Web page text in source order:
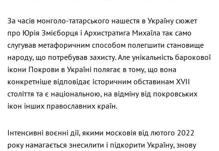
За часів монголо-татарського нашестя в Україну сюжет
про Юрія Змієборця і Архистратига Михаїла так само
слугував метафоричним способом полегшити становище
народу, що потребував захисту. Але унікальність барокової
ікони Покрови в Україні полягає в тому, що вона
конкретніше відповідає історичним обставинам XVII
століття та є національною, на відміну від покровських
ікон інших православних країн.
Інтенсивні воєнні дії, якими московія від лютого 2022
року намагається знесилити і підкорити Україну, знову